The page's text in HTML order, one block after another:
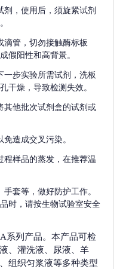
，使用后，须旋紧试剂
滴管，切勿接触酶标板
假阳性和高背景。
一步实验所需试剂，洗板
干燥，导致检测失效。
其他批次试剂盒的试剂或
造成交叉污染。
程样品的蒸发，在推荐温
套等，做好防护工作。
时，请按生物试验室安全
系列产品。本产品可检
、灌洗液、尿液、羊
组织匀浆液等多种类型